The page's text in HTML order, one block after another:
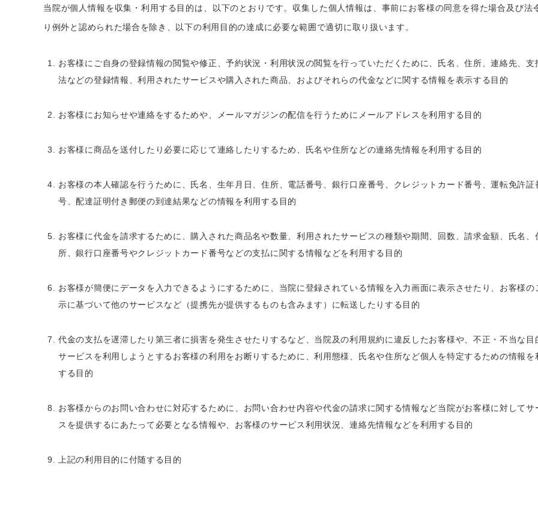
当院が個人情報を収集・利用する目的は、以下のとおりです。収集した個人情報は、事前にお客様の同意を得た場合及び法
り例外と認められた場合を除き、以下の利用目的の達成に必要な範囲で適切に取り扱います。
お客様にご自身の登録情報の閲覧や修正、予約状況・利用状況の閲覧を行っていただくために、氏名、住所、連絡先、支
法などの登録情報、利用されたサービスや購入された商品、およびそれらの代金などに関する情報を表示する目的
お客様にお知らせや連絡をするためや、メールマガジンの配信を行うためにメールアドレスを利用する目的
お客様に商品を送付したり必要に応じて連絡したりするため、氏名や住所などの連絡先情報を利用する目的
お客様の本人確認を行うために、氏名、生年月日、住所、電話番号、銀行口座番号、クレジットカード番号、運転免許証
号、配達証明付き郵便の到達結果などの情報を利用する目的
お客様に代金を請求するために、購入された商品名や数量、利用されたサービスの種類や期間、回数、請求金額、氏名、
所、銀行口座番号やクレジットカード番号などの支払に関する情報などを利用する目的
お客様が簡便にデータを入力できるようにするために、当院に登録されている情報を入力画面に表示させたり、お客様の
示に基づいて他のサービスなど（提携先が提供するものも含みます）に転送したりする目的
代金の支払を遅滞したり第三者に損害を発生させたりするなど、当院及の利用規約に違反したお客様や、不正・不当な目
サービスを利用しようとするお客様の利用をお断りするために、利用態様、氏名や住所など個人を特定するための情報を
する目的
お客様からのお問い合わせに対応するために、お問い合わせ内容や代金の請求に関する情報など当院がお客様に対してサ
スを提供するにあたって必要となる情報や、お客様のサービス利用状況、連絡先情報などを利用する目的
上記の利用目的に付随する目的